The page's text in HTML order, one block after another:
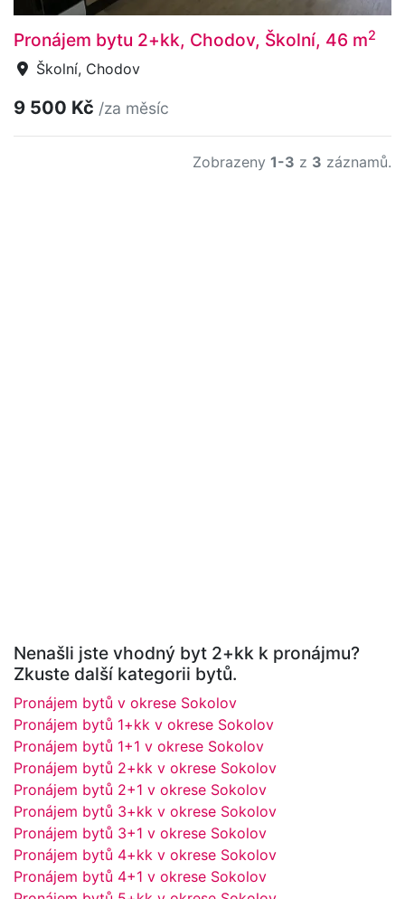
Pronájem bytu 2+kk, Chodov, Školní, 46 m2
Školní, Chodov
9 500 Kč /za měsíc
Zobrazeny 1-3 z 3 záznamů.
Nenašli jste vhodný byt 2+kk k pronájmu?
Zkuste další kategorii bytů.
Pronájem bytů v okrese Sokolov
Pronájem bytů 1+kk v okrese Sokolov
Pronájem bytů 1+1 v okrese Sokolov
Pronájem bytů 2+kk v okrese Sokolov
Pronájem bytů 2+1 v okrese Sokolov
Pronájem bytů 3+kk v okrese Sokolov
Pronájem bytů 3+1 v okrese Sokolov
Pronájem bytů 4+kk v okrese Sokolov
Pronájem bytů 4+1 v okrese Sokolov